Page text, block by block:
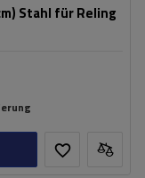
Stahl für Reling